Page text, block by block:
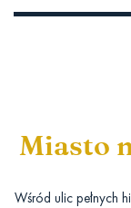
Miasto
Wśród ulic pełnych